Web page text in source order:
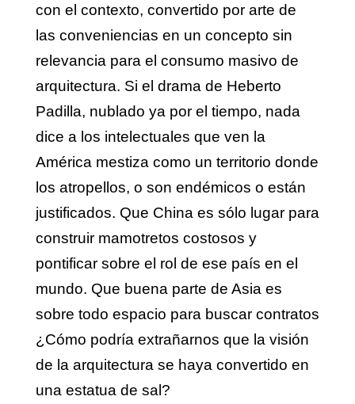
con el contexto, convertido por arte de
las conveniencias en un concepto sin
relevancia para el consumo masivo de
arquitectura. Si el drama de Heberto
Padilla, nublado ya por el tiempo, nada
dice a los intelectuales que ven la
América mestiza como un territorio donde
los atropellos, o son endémicos o están
justificados. Que China es sólo lugar para
construir mamotretos costosos y
pontificar sobre el rol de ese país en el
mundo. Que buena parte de Asia es
sobre todo espacio para buscar contratos
¿Cómo podría extrañarnos que la visión
de la arquitectura se haya convertido en
una estatua de sal?